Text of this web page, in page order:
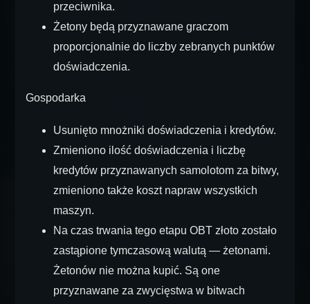
przeciwnika.
Żetony będą przyznawane graczom
proporcjonalnie do liczby zebranych punktów
doświadczenia.
Gospodarka
Usunięto mnożniki doświadczenia i kredytów.
Zmieniono ilość doświadczenia i liczbę
kredytów przyznawanych samolotom za bitwy,
zmieniono także koszt napraw wszystkich
maszyn.
Na czas trwania tego etapu OBT złoto zostało
zastąpione tymczasową walutą — żetonami.
Żetonów nie można kupić. Są one
przyznawane za zwycięstwa w bitwach